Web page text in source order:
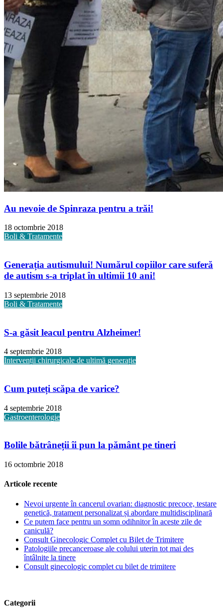
Au nevoie de Spinraza pentru a trăi!
18 octombrie 2018
Boli & Tratamente
Generația autismului! Numărul copiilor care suferă
de autism s-a triplat în ultimii 10 ani!
13 septembrie 2018
Boli & Tratamente
S-a găsit leacul pentru Alzheimer!
4 septembrie 2018
Intervenții chirurgicale de ultimă generație
Cum puteți scăpa de varice?
4 septembrie 2018
Gastroenterologie
Bolile bătrâneții îi pun la pământ pe tineri
16 octombrie 2018
Articole recente
Nevoi urgente în cancerul ovarian: diagnostic precoce, testare
genetică, tratament personalizat și abordare multidisciplinară
Ce putem face pentru un somn odihnitor în aceste zile de
caniculă?
Consult Ginecologic Complet cu Bilet de Trimitere
Patologiile precanceroase ale colului uterin tot mai des
întâlnite la tinere
Consult ginecologic complet cu bilet de trimitere
Categorii